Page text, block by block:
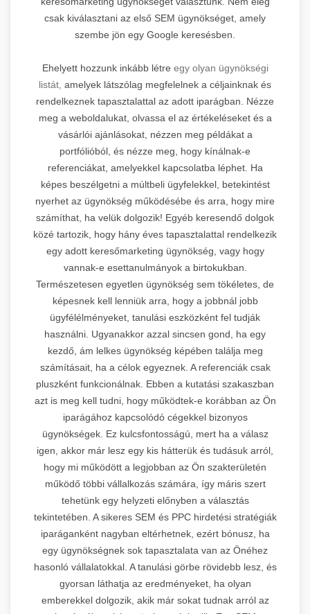
csak kiválasztani az első SEM ügynökséget, amely
szembe jön egy Google keresésben.
Ehelyett hozzunk inkább létre egy olyan ügynökségi
listát, amelyek látszólag megfelelnek a céljainknak és
rendelkeznek tapasztalattal az adott iparágban. Nézze
meg a weboldalukat, olvassa el az értékeléseket és a
vásárlói ajánlásokat, nézzen meg példákat a
portfólióból, és nézze meg, hogy kínálnak-e
referenciákat, amelyekkel kapcsolatba léphet. Ha
képes beszélgetni a múltbeli ügyfelekkel, betekintést
nyerhet az ügynökség működésébe és arra, hogy mire
számíthat, ha velük dolgozik! Egyéb keresendő dolgok
közé tartozik, hogy hány éves tapasztalattal rendelkezik
egy adott keresőmarketing ügynökség, vagy hogy
vannak-e esettanulmányok a birtokukban.
Természetesen egyetlen ügynökség sem tökéletes, de
képesnek kell lenniük arra, hogy a jobbnál jobb
ügyfélélményeket, tanulási eszközként fel tudják
használni. Ugyanakkor azzal sincsen gond, ha egy
kezdő, ám lelkes ügynökség képében találja meg
számításait, ha a célok egyeznek. A referenciák csak
pluszként funkcionálnak. Ebben a kutatási szakaszban
azt is meg kell tudni, hogy működtek-e korábban az Ön
iparágához kapcsolódó cégekkel bizonyos
ügynökségek. Ez kulcsfontosságú, mert ha a válasz
igen, akkor már lesz egy kis hátterük és tudásuk arról,
hogy mi működött a legjobban az Ön szakterületén
működő többi vállalkozás számára, így máris szert
tehetünk egy helyzeti előnyben a választás
tekintetében. A sikeres SEM és PPC hirdetési stratégiák
iparáganként nagyban eltérhetnek, ezért bónusz, ha
egy ügynökségnek sok tapasztalata van az Önéhez
hasonló vállalatokkal. A tanulási görbe rövidebb lesz, és
gyorsan láthatja az eredményeket, ha olyan
emberekkel dolgozik, akik már sokat tudnak arról az